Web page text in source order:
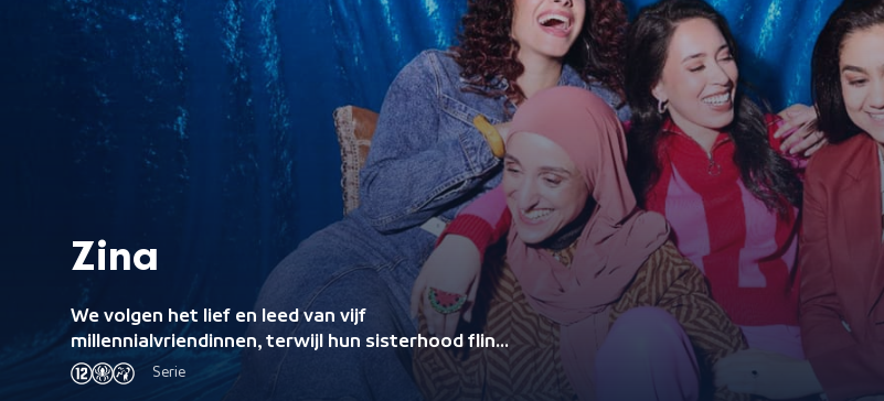
Zina
We volgen het lief en leed van vijf
millennialvriendinnen, terwijl hun sisterhood flink
op de proef wordt gesteld.
Serie